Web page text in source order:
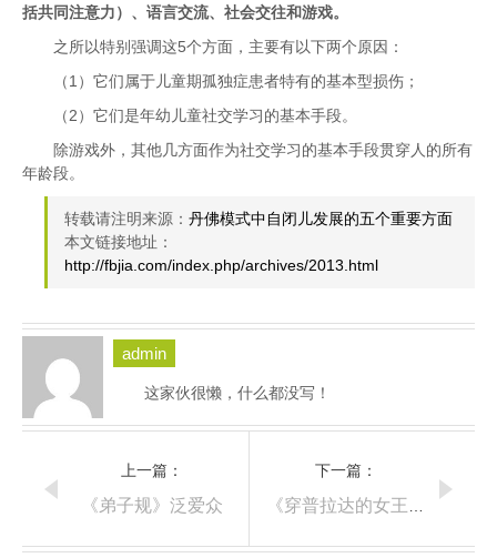
括共同注意力）、语言交流、社会交往和游戏。
之所以特别强调这5个方面，主要有以下两个原因：
（1）它们属于儿童期孤独症患者特有的基本型损伤；
（2）它们是年幼儿童社交学习的基本手段。
除游戏外，其他几方面作为社交学习的基本手段贯穿人的所有
年龄段。
转载请注明来源： 丹佛模式中自闭儿发展的五个重要方面
本文链接地址：
http://fbjia.com/index.php/archives/2013.html
admin
这家伙很懒，什么都没写！
上一篇：
《弟子规》泛爱众
下一篇：